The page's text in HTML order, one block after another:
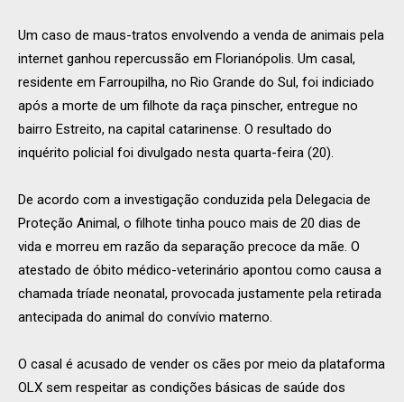
Um caso de maus-tratos envolvendo a venda de animais pela
internet ganhou repercussão em Florianópolis. Um casal,
residente em Farroupilha, no Rio Grande do Sul, foi indiciado
após a morte de um filhote da raça pinscher, entregue no
bairro Estreito, na capital catarinense. O resultado do
inquérito policial foi divulgado nesta quarta-feira (20).
De acordo com a investigação conduzida pela Delegacia de
Proteção Animal, o filhote tinha pouco mais de 20 dias de
vida e morreu em razão da separação precoce da mãe. O
atestado de óbito médico-veterinário apontou como causa a
chamada tríade neonatal, provocada justamente pela retirada
antecipada do animal do convívio materno.
O casal é acusado de vender os cães por meio da plataforma
OLX sem respeitar as condições básicas de saúde dos